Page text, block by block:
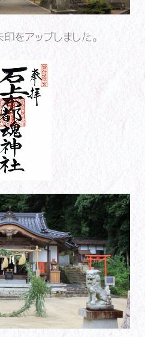
をアップしました。